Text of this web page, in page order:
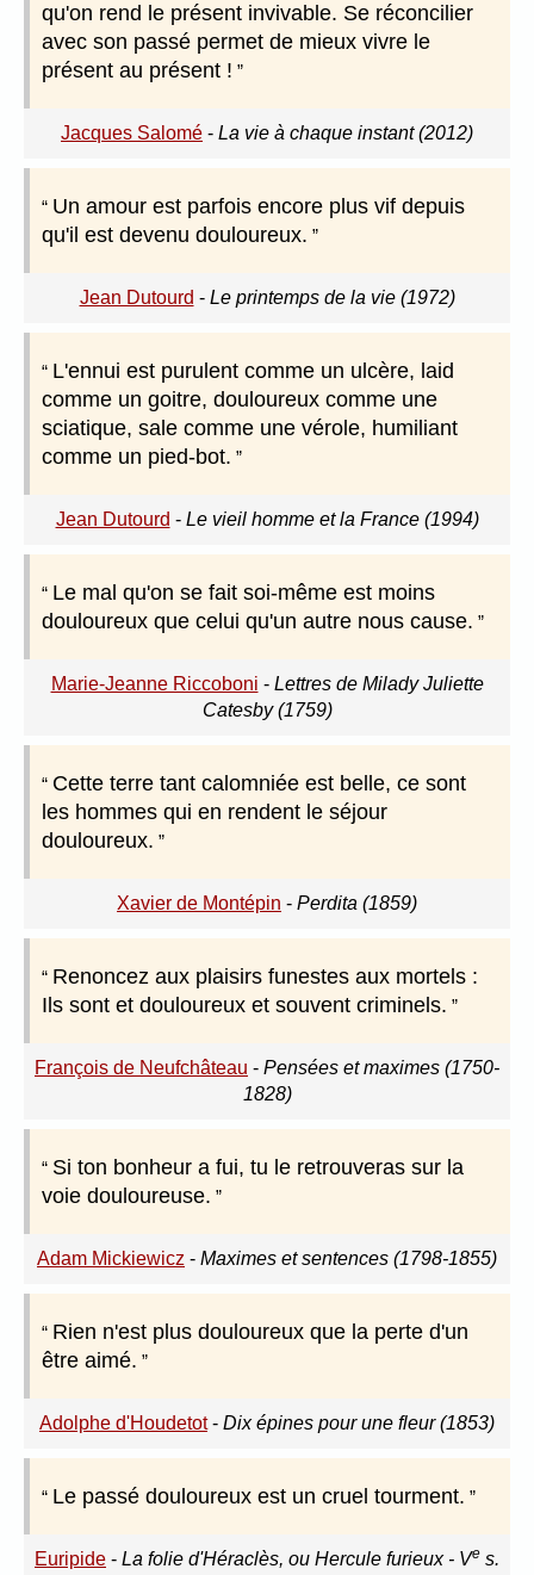
qu'on rend le présent invivable. Se réconcilier
avec son passé permet de mieux vivre le
présent au présent !
Jacques Salomé - La vie à chaque instant (2012)
Un amour est parfois encore plus vif depuis
qu'il est devenu douloureux.
Jean Dutourd - Le printemps de la vie (1972)
L'ennui est purulent comme un ulcère, laid
comme un goitre, douloureux comme une
sciatique, sale comme une vérole, humiliant
comme un pied-bot.
Jean Dutourd - Le vieil homme et la France (1994)
Le mal qu'on se fait soi-même est moins
douloureux que celui qu'un autre nous cause.
Marie-Jeanne Riccoboni - Lettres de Milady Juliette
Catesby (1759)
Cette terre tant calomniée est belle, ce sont
les hommes qui en rendent le séjour
douloureux.
Xavier de Montépin - Perdita (1859)
Renoncez aux plaisirs funestes aux mortels :
Ils sont et douloureux et souvent criminels.
François de Neufchâteau - Pensées et maximes (1750-
1828)
Si ton bonheur a fui, tu le retrouveras sur la
voie douloureuse.
Adam Mickiewicz - Maximes et sentences (1798-1855)
Rien n'est plus douloureux que la perte d'un
être aimé.
Adolphe d'Houdetot- Dix épines pour une fleur (1853)
Le passé douloureux est un cruel tourment.
Euripide - La folie d'Héraclès, ou Hercule furieux - Ve s.